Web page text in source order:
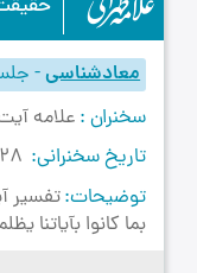
معادشناسی-
سخنران علامه
تاریخ سخنرانی
توضیحات
بما كانوا بآياتنا